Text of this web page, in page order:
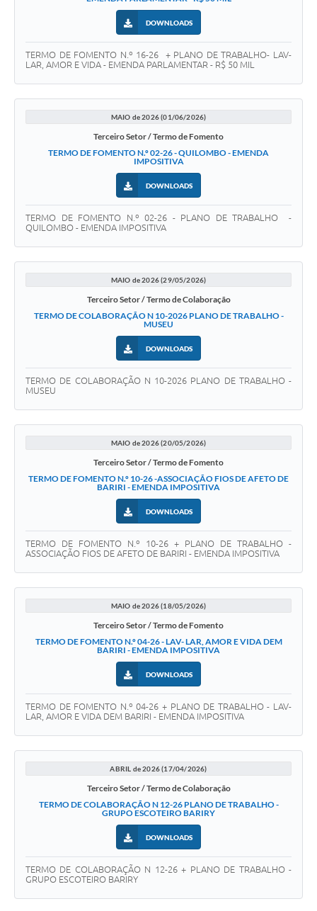
DOWNLOADS
TERMO DE FOMENTO N.º 16-26 + PLANO DE TRABALHO- LAV-
LAR, AMOR E VIDA - EMENDA PARLAMENTAR - R$ 50 MIL
MAIO de 2026 (01/06/2026)
Terceiro Setor / Termo de Fomento
TERMO DE FOMENTO N.º 02-26 - QUILOMBO - EMENDA
IMPOSITIVA
DOWNLOADS
TERMO DE FOMENTO N.º 02-26 - PLANO DE TRABALHO -
QUILOMBO - EMENDA IMPOSITIVA
MAIO de 2026 (29/05/2026)
Terceiro Setor / Termo de Colaboração
TERMO DE COLABORAÇÃO N 10-2026 PLANO DE TRABALHO -
MUSEU
DOWNLOADS
TERMO DE COLABORAÇÃO N 10-2026 PLANO DE TRABALHO -
MUSEU
MAIO de 2026 (20/05/2026)
Terceiro Setor / Termo de Fomento
TERMO DE FOMENTO N.º 10-26 -ASSOCIAÇÃO FIOS DE AFETO DE
BARIRI - EMENDA IMPOSITIVA
DOWNLOADS
TERMO DE FOMENTO N.º 10-26 + PLANO DE TRABALHO -
ASSOCIAÇÃO FIOS DE AFETO DE BARIRI - EMENDA IMPOSITIVA
MAIO de 2026 (18/05/2026)
Terceiro Setor / Termo de Fomento
TERMO DE FOMENTO N.º 04-26 - LAV- LAR, AMOR E VIDA DEM
BARIRI - EMENDA IMPOSITIVA
DOWNLOADS
TERMO DE FOMENTO N.º 04-26 + PLANO DE TRABALHO - LAV-
LAR, AMOR E VIDA DEM BARIRI - EMENDA IMPOSITIVA
ABRIL de 2026 (17/04/2026)
Terceiro Setor / Termo de Colaboração
TERMO DE COLABORAÇÃO N 12-26 PLANO DE TRABALHO -
GRUPO ESCOTEIRO BARIRY
DOWNLOADS
TERMO DE COLABORAÇÃO N 12-26 + PLANO DE TRABALHO -
GRUPO ESCOTEIRO BARIRY